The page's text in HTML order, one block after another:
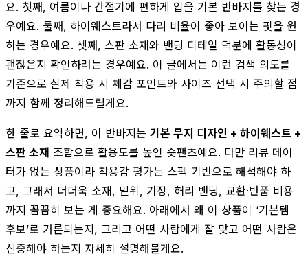
요. 첫째, 여름이나 간절기에 편하게 입을 기본 반바지를 찾는 경
우예요. 둘째, 하이웨스트라서 다리 비율이 좋아 보이는 핏을 원
하는 경우예요. 셋째, 스판 소재와 밴딩 디테일 덕분에 활동성이
괜찮은지 확인하려는 경우예요. 이 글에서는 이런 검색 의도를
기준으로 실제 착용 시 체감 포인트와 사이즈 선택 시 주의할 점
까지 함께 정리해드릴게요.
한 줄로 요약하면, 이 반바지는 기본 무지 디자인 + 하이웨스트 +
스판 소재 조합으로 활용도를 높인 숏팬츠예요. 다만 리뷰 데이
터가 없는 상품이라 착용감 평가는 스펙 기반으로 해석해야 하
고, 그래서 더더욱 소재, 밑위, 기장, 허리 밴딩, 교환·반품 비용
까지 꼼꼼히 보는 게 중요해요. 아래에서 왜 이 상품이 ‘기본템
후보’로 거론되는지, 그리고 어떤 사람에게 잘 맞고 어떤 사람은
신중해야 하는지 자세히 설명해볼게요.